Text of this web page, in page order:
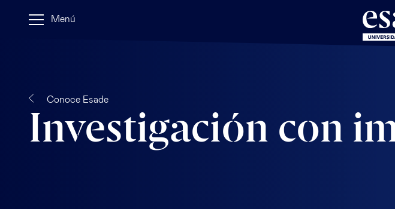
Menú
Conoce Esade
Investigación con